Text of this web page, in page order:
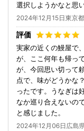
選択しようかなと思
2024年12月15日東京
実家の近くの鰻屋で
が、ここ何年も帰っ
が、今回思い切って
点で、味がどうかな
ったです。うなぎは
なか巡り合えないの
と感じました。
2024年12月06日広島